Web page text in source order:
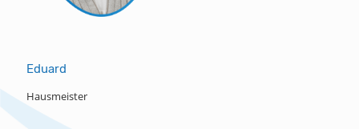
Eduard
Hausmeister